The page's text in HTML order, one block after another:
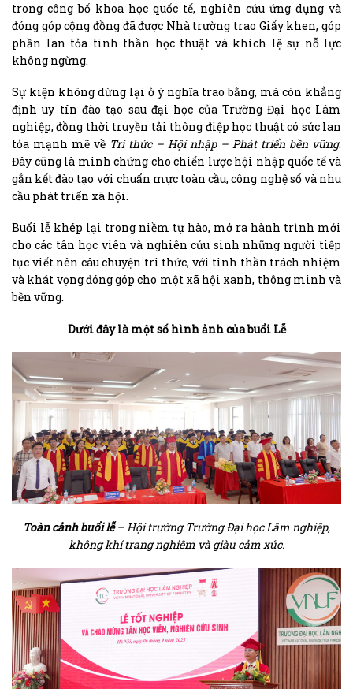
trong công bố khoa học quốc tế, nghiên cứu ứng dụng và
đóng góp cộng đồng đã được Nhà trường trao Giấy khen, góp
phần lan tỏa tinh thần học thuật và khích lệ sự nỗ lực
không ngừng.
Sự kiện không dừng lại ở ý nghĩa trao bằng, mà còn khẳng
định uy tín đào tạo sau đại học của Trường Đại học Lâm
nghiệp, đồng thời truyền tải thông điệp học thuật có sức lan
tỏa mạnh mẽ về Tri thức – Hội nhập – Phát triển bền vững.
Đây cũng là minh chứng cho chiến lược hội nhập quốc tế và
gắn kết đào tạo với chuẩn mực toàn cầu, công nghệ số và nhu
cầu phát triển xã hội.
Buổi lễ khép lại trong niềm tự hào, mở ra hành trình mới
cho các tân học viên và nghiên cứu sinh những người tiếp
tục viết nên câu chuyện tri thức, với tinh thần trách nhiệm
và khát vọng đóng góp cho một xã hội xanh, thông minh và
bền vững.
Dưới đây là một số hình ảnh của buổi Lễ
Toàn cảnh buổi lễ– Hội trường Trường Đại học Lâm nghiệp,
không khí trang nghiêm và giàu cảm xúc.